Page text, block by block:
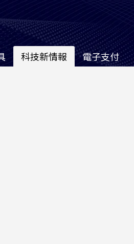
科技新情報 電子支付